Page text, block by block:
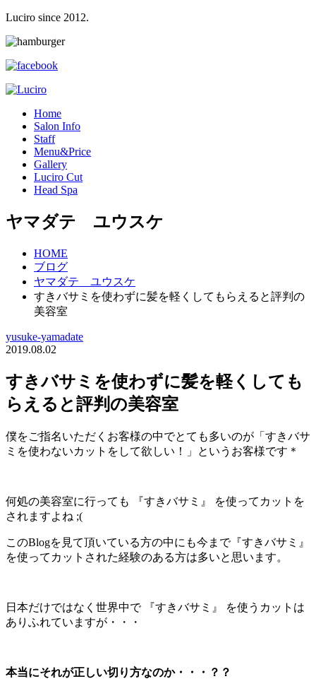
Luciro since 2012.
Home
Salon Info
Staff
Menu&Price
Gallery
Luciro Cut
Head Spa
ヤマダテ ユウスケ
HOME
ブログ
ヤマダテ ユウスケ
すきバサミを使わずに髪を軽くしてもらえると評判の
美容室
yusuke-yamadate
2019.08.02
すきバサミを使わずに髪を軽くしても
らえると評判の美容室
僕をご指名いただくお客様の中でとても多いのが「すきバサ
ミを使わないカットをして欲しい！」というお客様です＊
何処の美容室に行っても 『すきバサミ』 を使ってカットを
されますよね ;(
このBlogを見て頂いている方の中にも今まで『すきバサミ』
を使ってカットされた経験のある方は多いと思います。
日本だけではなく世界中で 『すきバサミ』 を使うカットは
ありふれていますが・・・
本当にそれが正しい切り方なのか・・・？？